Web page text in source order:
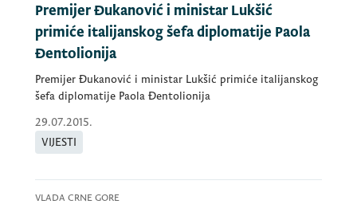
Premijer Đukanović i ministar Lukšić
primiće italijanskog šefa diplomatije Paola
Đentolionija
Premijer Đukanović i ministar Lukšić primiće italijanskog
šefa diplomatije Paola Đentolionija
29.07.2015.
VIJESTI
VLADA CRNE GORE